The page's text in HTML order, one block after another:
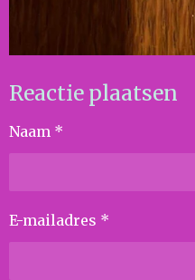
Reactie plaatsen
Naam *
E-mailadres *